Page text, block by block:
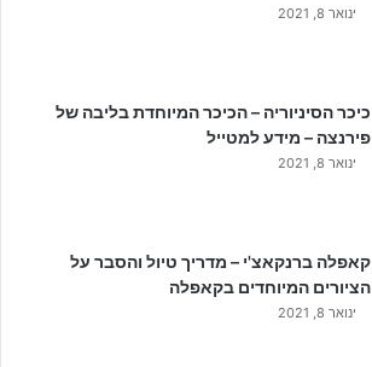
ינואר 8, 2021
כיכר הסיניוריה – הכיכר המיוחדת בליבה של
פירנצה – מידע למטייל
ינואר 8, 2021
קאפלה ברנקאצ'י – מדריך טיול והסבר על
הציורים המיוחדים בקאפלה
ינואר 8, 2021